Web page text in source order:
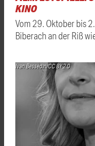
KINO
Vom 29. Oktober bis
Biberach an der Riß
Ivan Bessedin/CC BY 2.0